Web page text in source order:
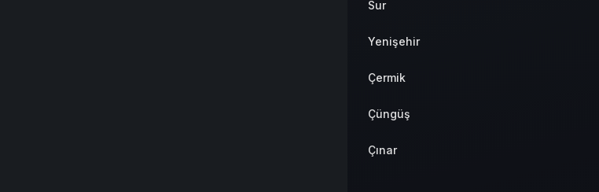
Sur
Yenişehir
Çermik
Çüngüş
Çınar